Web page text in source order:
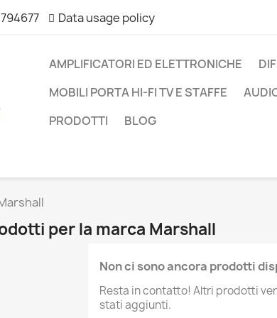
Data usage policy
AMPLIFICATORI ED ELETTRONICHE
MOBILI PORTA HI-FI TV E STAFFE
PRODOTTI
BLOG
per la marca Marshall
Non ci sono ancora prodotti
Resta in contatto! Altri prodotti
stati aggiunti.